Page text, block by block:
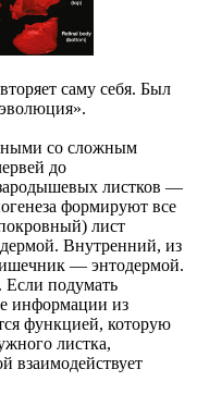
саму себя. Был
со сложным
до
листков —
формируют все
лист
Внутренний, из
— энтодермой.
подумать
информации из
функцией, которую
листка,
взаимодействует